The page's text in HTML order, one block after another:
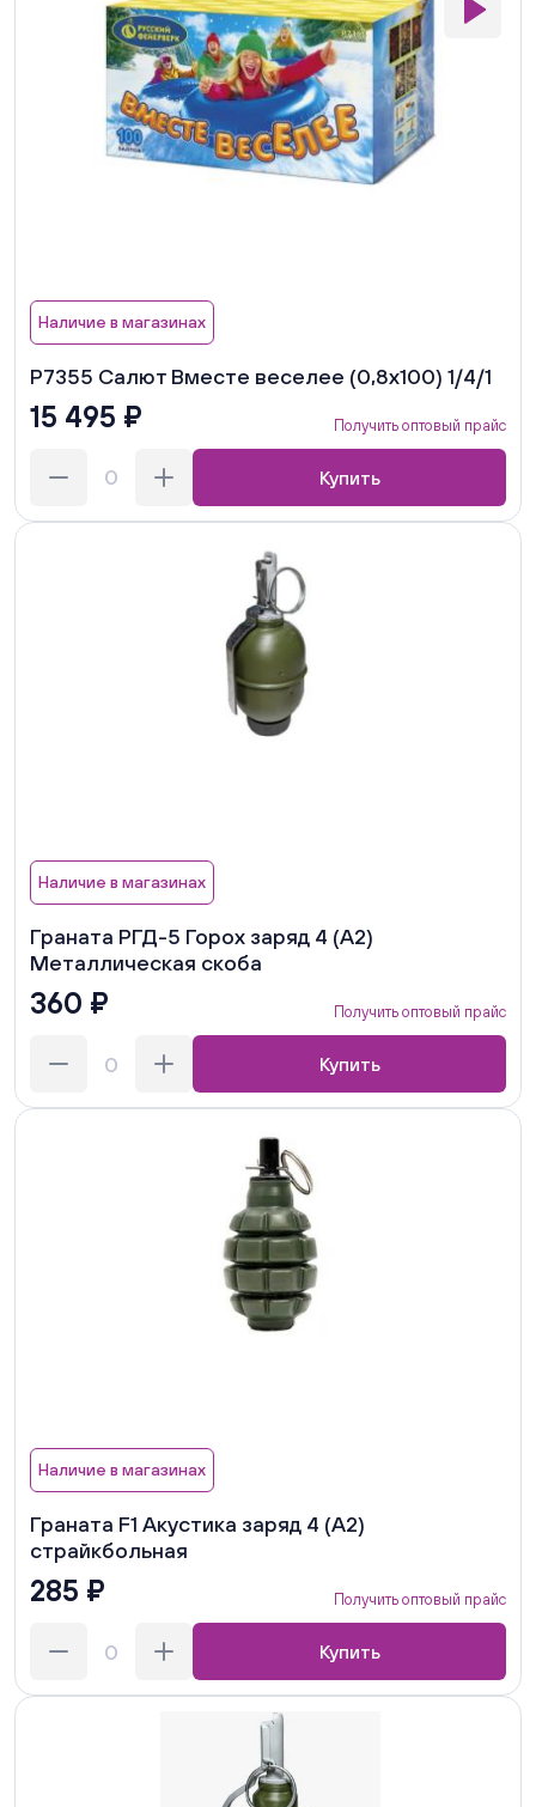
Наличие в магазинах
Р7355 Салют Вместе веселее (0,8х100) 1/4/1
15 495 ₽ Получить оптовый прайс
Купить
Наличие в магазинах
Граната РГД-5 Горох заряд 4 (А2)
Металлическая скоба
360 ₽ Получить оптовый прайс
Купить
Наличие в магазинах
Граната F1 Акустика заряд 4 (А2)
страйкбольная
285 ₽ Получить оптовый прайс
Купить